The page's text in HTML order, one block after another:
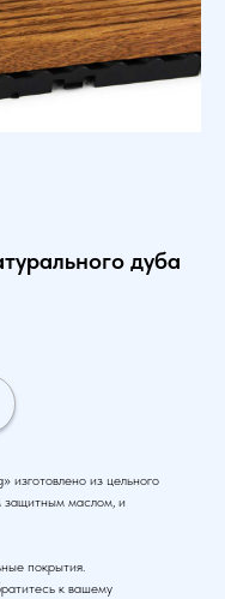
дуба
изготовлено из цельного
защитным маслом, и
покрытия.
к вашему